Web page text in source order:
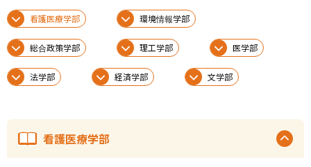
看護医療学部 環境情報学部
総合政策学部 理工学部 医学部
法学部 経済学部 文学部
看護医療学部